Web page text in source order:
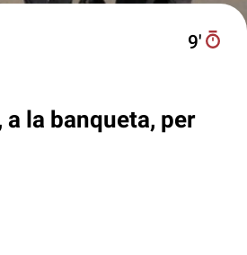
9′
a la banqueta, per